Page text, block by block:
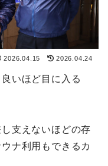
2026.04.15 2026.04.24
いほど目に入る
支えないほどの存
ナ利用もできるカ